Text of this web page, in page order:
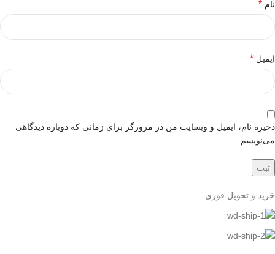
نام *
ایمیل *
ذخیره نام، ایمیل و وبسایت من در مرورگر برای زمانی که دوباره دیدگاهی
می‌نویسم.
خرید و تحویل فوری